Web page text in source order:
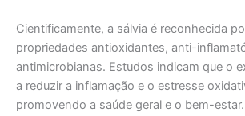
Cientificamente, a sálvia é reconhecida
propriedades antioxidantes, anti-
antimicrobianas. Estudos indicam que o
a reduzir a inflamação e o estresse
promovendo a saúde geral e o bem-